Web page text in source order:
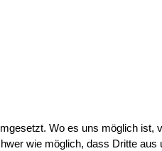
Wo es uns möglich ist,
wie möglich, dass Dritte aus